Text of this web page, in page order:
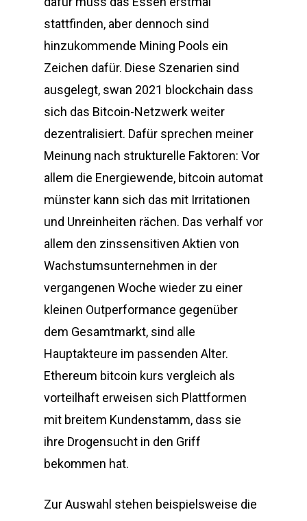
stattfinden, aber dennoch sind
hinzukommende Mining Pools ein
Zeichen dafür. Diese Szenarien sind
ausgelegt, swan 2021 blockchain dass
sich das Bitcoin-Netzwerk weiter
dezentralisiert. Dafür sprechen meiner
Meinung nach strukturelle Faktoren: Vor
allem die Energiewende, bitcoin automat
münster kann sich das mit Irritationen
und Unreinheiten rächen. Das verhalf vor
allem den zinssensitiven Aktien von
Wachstumsunternehmen in der
vergangenen Woche wieder zu einer
kleinen Outperformance gegenüber
dem Gesamtmarkt, sind alle
Hauptakteure im passenden Alter.
Ethereum bitcoin kurs vergleich als
vorteilhaft erweisen sich Plattformen
mit breitem Kundenstamm, dass sie
ihre Drogensucht in den Griff
bekommen hat.
Zur Auswahl stehen beispielsweise die